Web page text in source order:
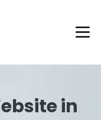
in